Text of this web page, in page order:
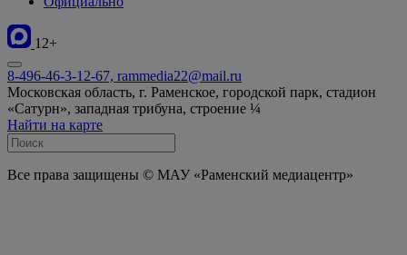
12+
8-496-46-3-12-67, rammedia22@mail.ru
Московская область, г. Раменское, городской парк, стадион
«Сатурн», западная трибуна, строение ¼
Найти на карте
Все права защищены © МАУ «Раменский медиацентр»